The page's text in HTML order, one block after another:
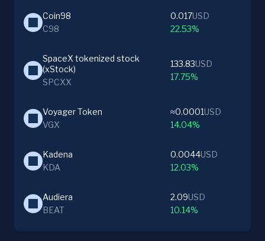
Coin98
C98
0.017USD
22.53%
SpaceX tokenized stock
(xStock)
SPCXX
133.83USD
17.75%
Voyager Token
VGX
≈0.0001USD
14.04%
Kadena
KDA
0.0044USD
12.03%
Audiera
BEAT
2.09USD
10.14%